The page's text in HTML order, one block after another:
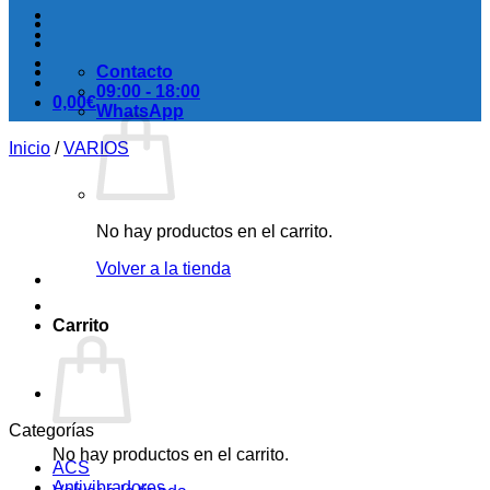
0,00€
No hay productos en el carrito.
Volver a la tienda
Carrito
No hay productos en el carrito.
Contacto
09:00 - 18:00
WhatsApp
Inicio / VARIOS
Categorías
ACS